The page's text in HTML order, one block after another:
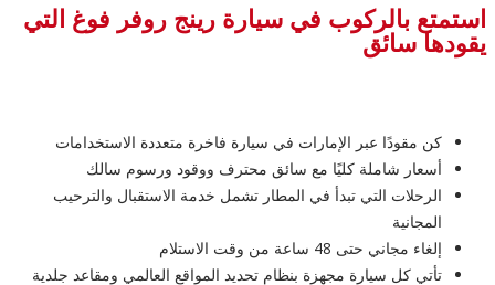
استمتع بالركوب في سيارة رينج روفر فوغ التي
يقودها سائق
كن مقودًا عبر الإمارات في سيارة فاخرة متعددة الاستخدامات
أسعار شاملة كليًا مع سائق محترف ووقود ورسوم سالك
الرحلات التي تبدأ في المطار تشمل خدمة الاستقبال والترحيب
المجانية
إلغاء مجاني حتى 48 ساعة من وقت الاستلام
تأتي كل سيارة مجهزة بنظام تحديد المواقع العالمي ومقاعد جلدية